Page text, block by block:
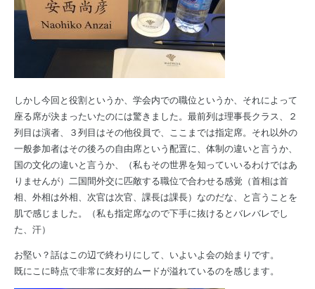
しかし今回と役割というか、学会内での職位というか、それによって
座る席が決まったいたのには驚きました。最前列は理事長クラス、２
列目は演者、３列目はその他役員で、ここまでは指定席。それ以外の
一般参加者はその後ろの自由席という配置に、体制の違いと言うか、
国の文化の違いと言うか、（私もその世界を知っていいるわけではあ
りませんが）二国間外交に匹敵する職位で合わせる感覚（首相は首
相、外相は外相、次官は次官、課長は課長）なのだな、と言うことを
肌で感じました。（私も指定席なので下手に抜けるとバレバレでし
た、汗）
お堅い？話はこの辺で終わりにして、いよいよ会の始まりです。
既にこに時点で非常に友好的ムードが溢れているのを感じます。